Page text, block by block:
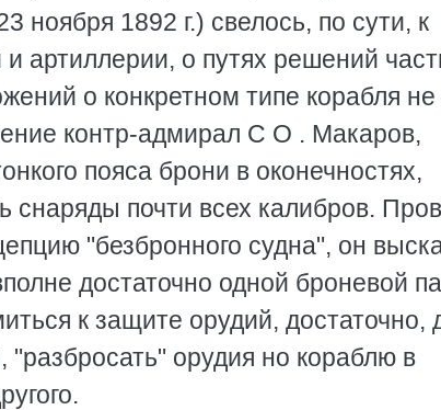
1892 г.) свелось, по сути, к
артиллерии, о путях решений
о конкретном типе корабля не
контр-адмирал С О . Макаров,
пояса брони в оконечностях,
снаряды почти всех калибров.
"безбронного судна", он
достаточно одной броневой
к защите орудий, достаточно,
орудия но кораблю в